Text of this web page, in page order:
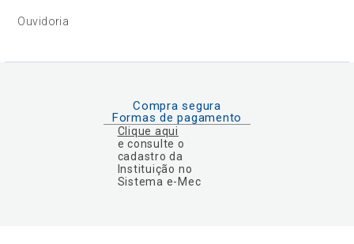
Ouvidoria
Compra segura
Formas de pagamento
Clique aqui
e consulte o
cadastro da
Instituição no
Sistema e-Mec